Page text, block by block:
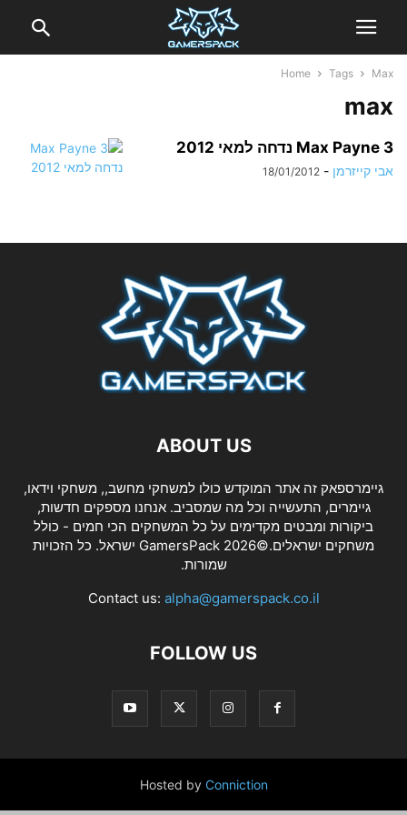
Home Tags Max
max
Max Payne 3 נדחה למאי 2012
אבי קייזרמן -
18/01/2012
ABOUT US
גיימרספאק זה אתר המוקדש כולו למשחקי מחשב,, משחקי וידאו,
גיימרים, התעשייה וכל מה שמסביב. אנחנו מספקים חדשות,
ביקורות ומבטים מקדימים על כל המשחקים הכי חמים - כולל
משחקים ישראלים.©2026 GamersPack ישראל. כל הזכויות
שמורות.
Contact us: alpha@gamerspack.co.il
FOLLOW US
Hosted by Conniction